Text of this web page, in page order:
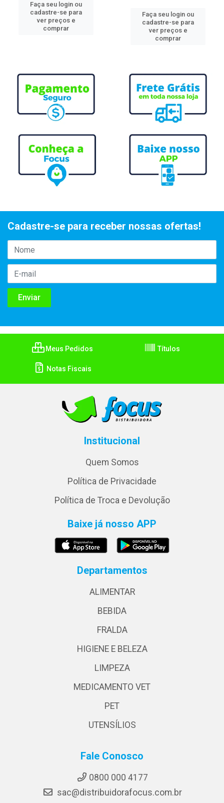
Faça seu login ou
cadastre-se para
ver preços e
comprar
Faça seu login ou
cadastre-se para
ver preços e
comprar
Cadastre-se para receber nossas ofertas!
Meus Pedidos Títulos
Notas Fiscais
Institucional
Quem Somos
Política de Privacidade
Política de Troca e Devolução
Baixe já nosso APP
Departamentos
ALIMENTAR
BEBIDA
FRALDA
HIGIENE E BELEZA
LIMPEZA
MEDICAMENTO VET
PET
UTENSÍLIOS
Fale Conosco
0800 000 4177
sac@distribuidorafocus.com.br